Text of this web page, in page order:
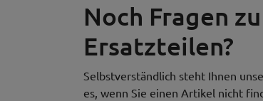
Noch Fragen
Ersatzteilen?
Selbstverständlich steht Ihnen
es, wenn Sie einen Artikel nicht